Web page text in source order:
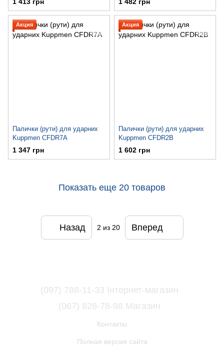
1 413 грн 1 482 грн
Акция
Палички (рути) для ударних
Kuppmen CFDR7A
1 347 грн
Акция
Палички (рути) для ударних
Kuppmen CFDR2B
1 602 грн
Показать еще 20 товаров
Назад 2 из 20 Вперед
(097) 788-11-33 Інтернет-магазин
(067) 828-78-98 Магазин
Контакты
Полная версия сайта